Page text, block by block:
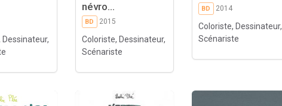
Dessinateur,
névro...
BD 2015
Coloriste, Dessinateur,
Scénariste
BD 2014
Coloriste, Dessinateur,
Scénariste